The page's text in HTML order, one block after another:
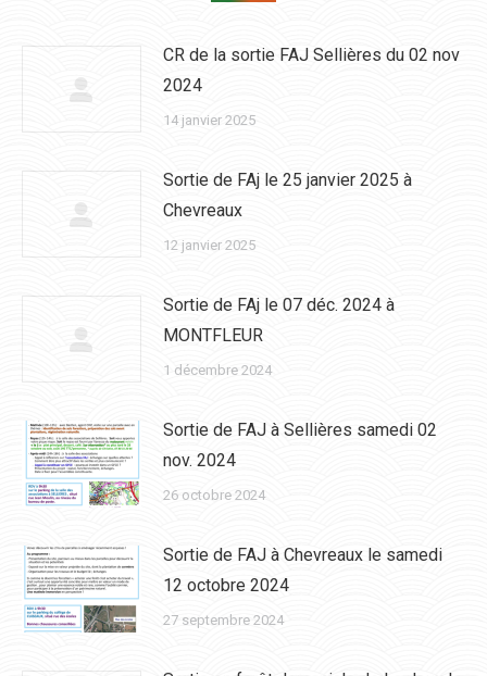
CR de la sortie FAJ Sellières du 02 nov
2024
14 janvier 2025
Sortie de FAj le 25 janvier 2025 à
Chevreaux
12 janvier 2025
Sortie de FAj le 07 déc. 2024 à
MONTFLEUR
1 décembre 2024
Sortie de FAJ à Sellières samedi 02
nov. 2024
26 octobre 2024
Sortie de FAJ à Chevreaux le samedi
12 octobre 2024
27 septembre 2024